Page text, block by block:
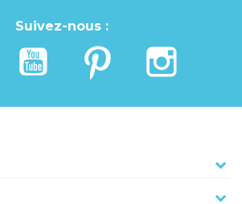
Suivez-nous :